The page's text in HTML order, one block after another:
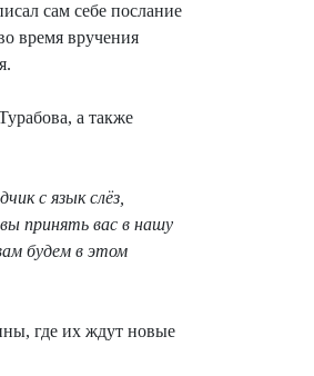
сам себе послание
время вручения
а также
с язык слёз,
принять вас в нашу
будем в этом
где их ждут новые